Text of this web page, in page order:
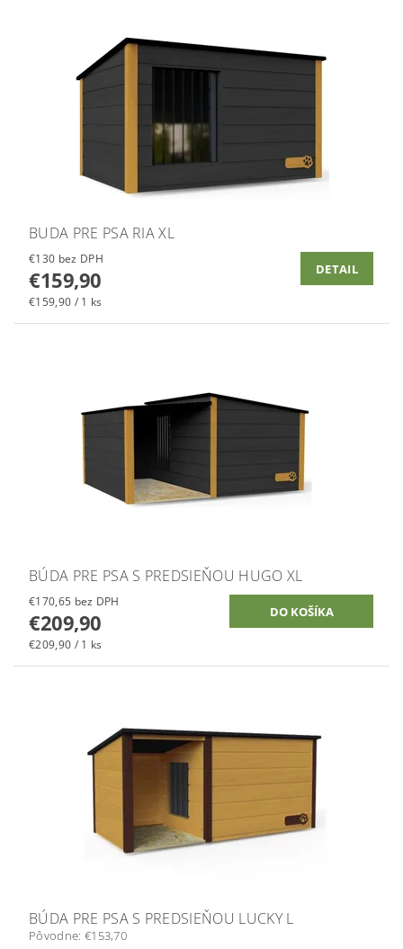
BUDA PRE PSA RIA XL
€130 bez DPH
€159,90
€159,90 / 1 ks
DETAIL
BÚDA PRE PSA S PREDSIEŇOU HUGO XL
€170,65 bez DPH
€209,90
€209,90 / 1 ks
BÚDA PRE PSA S PREDSIEŇOU LUCKY L
Pôvodne: €153,70